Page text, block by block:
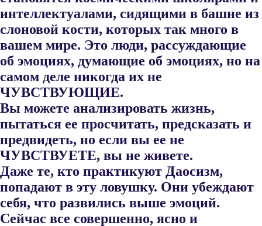
интеллектуалами, сидящими в башне из
слоновой кости, которых так много в
вашем мире. Это люди, рассуждающие
об эмоциях, думающие об эмоциях, но на
самом деле никогда их не
ЧУВСТВУЮЩИЕ.
Вы можете анализировать жизнь,
пытаться ее просчитать, предска​зать и
предвидеть, но если вы ее не
ЧУВСТВУЕТЕ, вы не живете.
Даже те, кто практикуют Даосизм,
попадают в эту ловушку. Они убеж​дают
себя, что развились выше эмоций.
Сейчас все совершенно, ясно и